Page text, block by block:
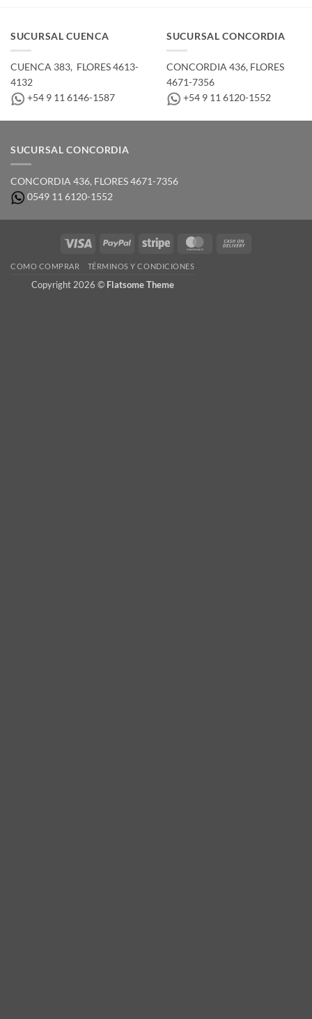
SUCURSAL CUENCA
CUENCA 383, ­ FLORES 4613-
4132
+54 9 11 6146-1587
SUCURSAL CONCORDIA
CONCORDIA 436,­ FLORES
4671-7356
+54 9 11 6120-1552
SUCURSAL CONCORDIA
CONCORDIA 436,­ FLORES 4671-7356
0549 11 6120-1552
Visa PayPal Stripe MasterCard
COMO COMPRAR TÉRMINOS Y CONDICIONES
Copyright 2026 © Flatsome Theme